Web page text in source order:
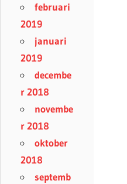
februari
2019
januari
2019
decembe
r 2018
novembe
r 2018
oktober
2018
septemb